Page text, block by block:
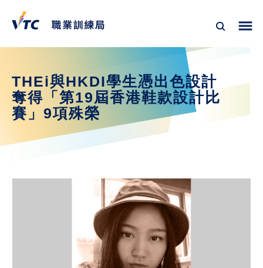
THEi與HKDI學生憑出色設計
奪得「第19屆香港鞋款設計比
賽」9項殊榮